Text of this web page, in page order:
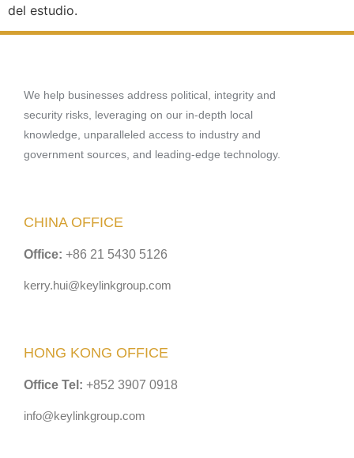
del estudio.
We help businesses address political, integrity and
security risks, leveraging on our in-depth local
knowledge, unparalleled access to industry and
government sources, and leading-edge technology.
CHINA OFFICE
Office: +86 21 5430 5126
kerry.hui@keylinkgroup.com
HONG KONG OFFICE
Office Tel: +852 3907 0918
info@keylinkgroup.com